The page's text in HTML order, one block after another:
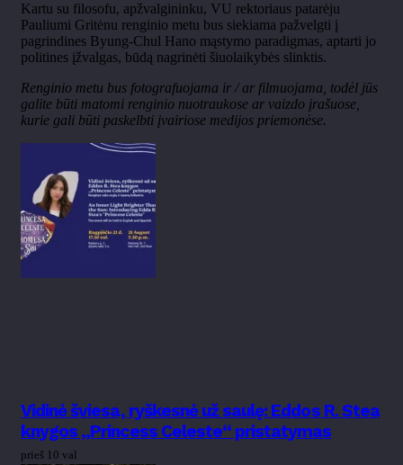
Kartu su filosofu, apžvalgininku, VU rektoriaus patarėju
Pauliumi Gritėnu renginio metu bus siekiama pažvelgti į
pagrindines Byung-Chul Hano mąstymo paradigmas, aptarti jo
politines įžvalgas, būdą nagrinėti šiuolaikybės slinktis.
Renginio metu bus fotografuojama ir / ar filmuojama, todėl jūs
galite būti matomi renginio nuotraukose ar vaizdo įrašuose,
kurie gali būti paskelbti įvairiose medijos priemonėse.
Vidinė šviesa, ryškesnė už saulę: Eddos R. Stea
knygos „Princess Celeste“ pristatymas
prieš 10 val